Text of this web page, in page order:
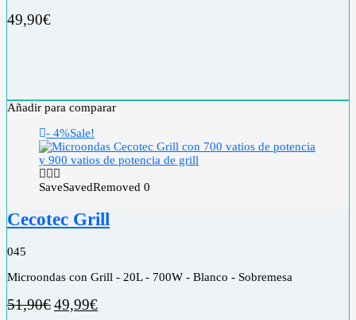
49,90€
Añadir para comparar
- 4%Sale!
SaveSavedRemoved 0
Cecotec Grill
045
Microondas con Grill - 20L - 700W - Blanco - Sobremesa
51,90€49,99€